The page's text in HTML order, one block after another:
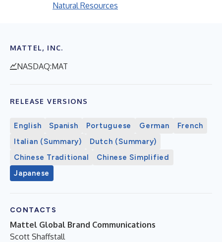
Natural Resources
MATTEL, INC.
NASDAQ:MAT
RELEASE VERSIONS
English Spanish Portuguese German
French
Italian (Summary)
Dutch (Summary)
Chinese Traditional
Chinese Simplified
Japanese
CONTACTS
Mattel Global Brand Communications
Scott Shaffstall